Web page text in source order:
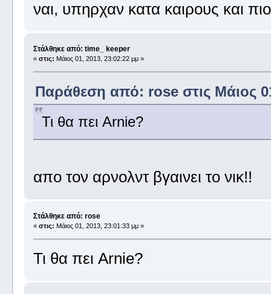
ναι, υπηρχαν κατα καιρους και
Στάλθηκε από: time_ keeper
« στις: Μάιος 01, 2013, 23:02:22 μμ »
Παράθεση από: rose στις Μάιος
Τι θα πει Arnie?
απο τον αρνολντ βγαινει το νικ!!
Στάλθηκε από: rose
« στις: Μάιος 01, 2013, 23:01:33 μμ »
Τι θα πει Arnie?